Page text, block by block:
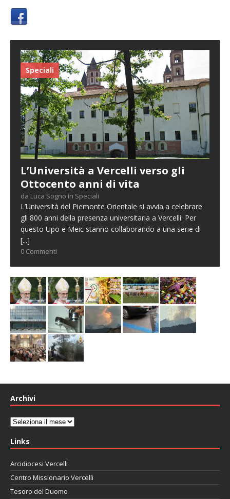
Speciali
L’Università a Vercelli verso gli
Ottocento anni di vita
da Luca Sogno in Speciali
L’Università del Piemonte Orientale si avvia a celebrare
gli 800 anni della presenza universitaria a Vercelli. Per
questo Upo e Meic stanno collaborando a una serie di
[...]
0 Commenti
Archivi
Archivi
Links
Arcidiocesi Vercelli
Centro Missionario Vercelli
Tesoro del Duomo